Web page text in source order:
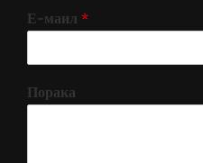
Е-маил *
Порака